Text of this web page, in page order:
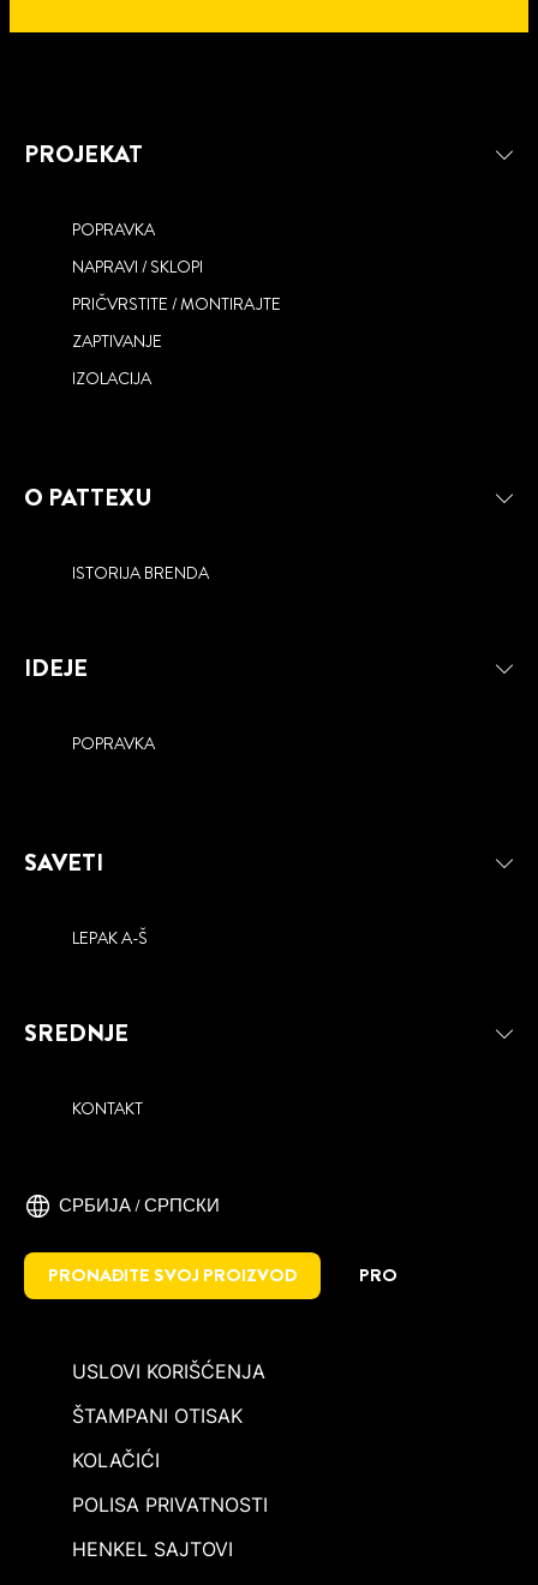
PROJEKAT
POPRAVKA
NAPRAVI / SKLOPI
PRIČVRSTITE / MONTIRAJTE
ZAPTIVANJE
IZOLACIJA
O PATTEXU
ISTORIJA BRENDA
IDEJE
POPRAVKA
SAVETI
LEPAK A-Š
SREDNJE
KONTAKT
СРБИЈА / СРПСКИ
PRONAĐITE SVOJ PROIZVOD PRO
USLOVI KORIŠĆENJA
ŠTAMPANI OTISAK
KOLAČIĆI
POLISA PRIVATNOSTI
HENKEL SAJTOVI